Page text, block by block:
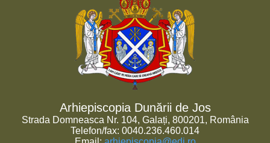
Arhiepiscopia Dunării de Jos
Strada Domneasca Nr. 104, Galați, 800201, România
Telefon/fax: 0040.236.460.014